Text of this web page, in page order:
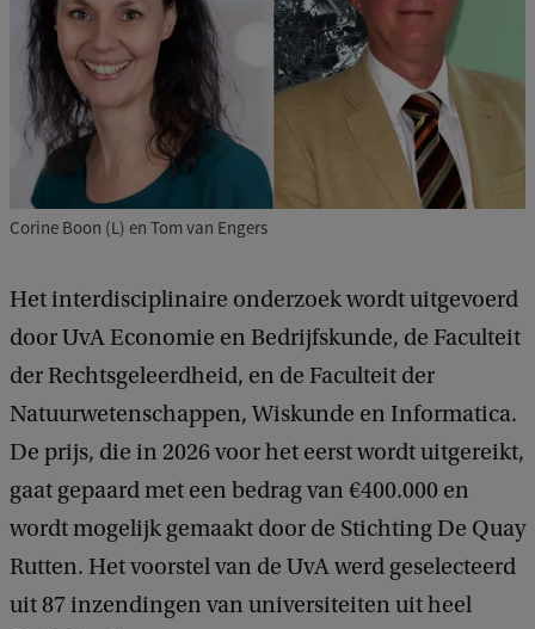
Corine Boon (L) en Tom van Engers
Het interdisciplinaire onderzoek wordt uitgevoerd
door UvA Economie en Bedrijfskunde, de Faculteit
der Rechtsgeleerdheid, en de Faculteit der
Natuurwetenschappen, Wiskunde en Informatica.
De prijs, die in 2026 voor het eerst wordt uitgereikt,
gaat gepaard met een bedrag van €400.000 en
wordt mogelijk gemaakt door de Stichting De Quay
Rutten. Het voorstel van de UvA werd geselecteerd
uit 87 inzendingen van universiteiten uit heel